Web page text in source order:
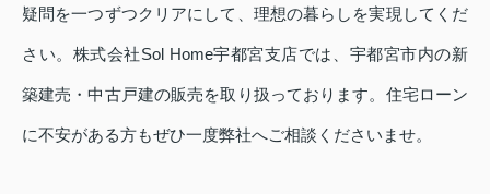
疑問を一つずつクリアにして、理想の暮らしを実現してくだ
さい。株式会社Sol Home宇都宮支店では、宇都宮市内の新
築建売・中古戸建の販売を取り扱っております。住宅ローン
に不安がある方もぜひ一度弊社へご相談くださいませ。